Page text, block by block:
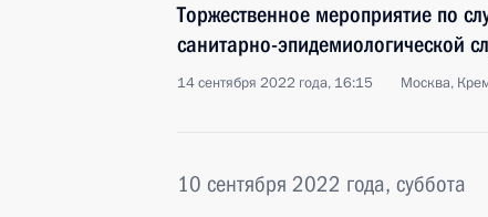
Торжественное мероприятие по
санитарно-эпидемиологической
14 сентября 2022 года, 16:15 Москва,
10 сентября 2022 года, суббота